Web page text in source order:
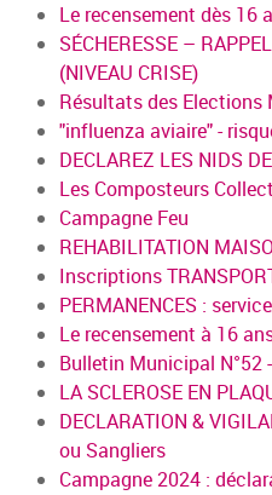
Le recensement dès 16
SÉCHERESSE –
(NIVEAU CRISE)
Résultats des Elections
"influenza aviaire" -
DECLAREZ LES NIDS
Les Composteurs
Campagne Feu
REHABILITATION
Inscriptions
PERMANENCES :
Le recensement à 16
Bulletin Municipal N°52
LA SCLEROSE EN
DECLARATION &
ou Sangliers
Campagne 2024 :